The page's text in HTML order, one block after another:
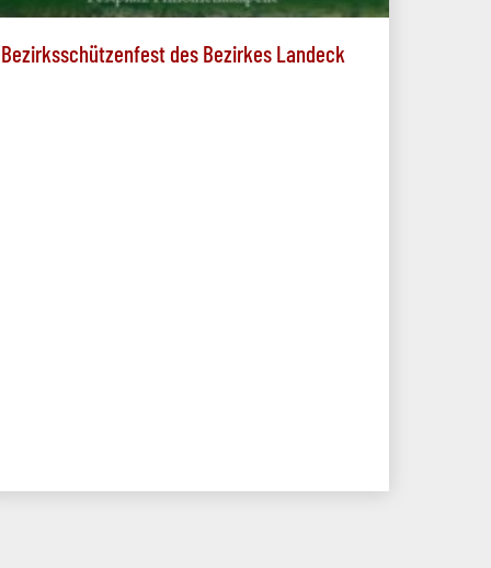
Bezirksschützenfest des Bezirkes Landeck